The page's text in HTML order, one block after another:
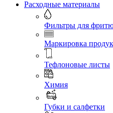
Расходные материалы
Фильтры для
Маркировка
Тефлоновые листы
Химия
Губки и салфетки